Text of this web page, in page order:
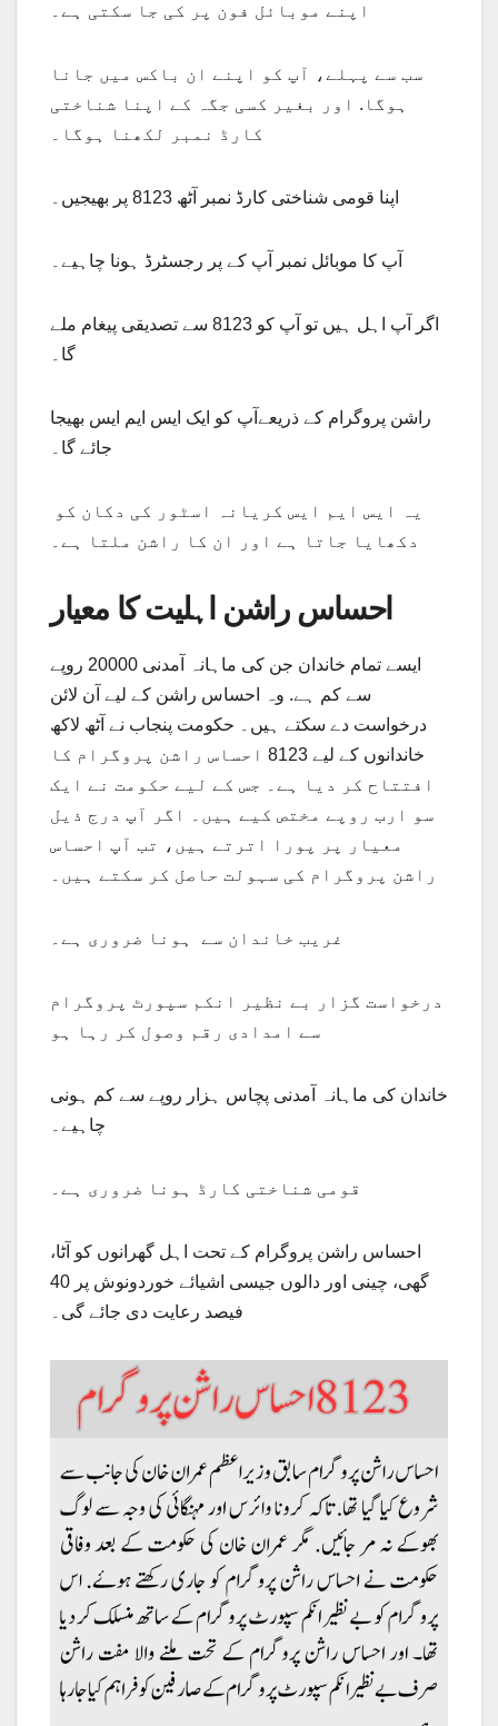
اپنے موبائل فون پر کی جا سکتی ہے۔
سب سے پہلے، آپ کو اپنے ان باکس میں جانا
ہوگا. اور بغیر کسی جگہ کے اپنا شناختی
کارڈ نمبر لکھنا ہوگا۔
اپنا قومی شناختی کارڈ نمبر آٹھ 8123 پر بھیجیں۔
آپ کا موبائل نمبر آپ کے پر رجسٹرڈ ہونا چاہیے۔
اگر آپ اہل ہیں تو آپ کو 8123 سے تصدیقی پیغام ملے
گا۔
راشن پروگرام کے ذریعےآپ کو ایک ایس ایم ایس بھیجا
جائے گا۔
دکھایا جاتا ہے اور ان کا راشن ملتا ہے۔
احساس راشن اہلیت کا معیار
ایسے تمام خاندان جن کی ماہانہ آمدنی 20000 روپے
سے کم ہے. وہ احساس راشن کے لیے آن لائن
درخواست دے سکتے ہیں۔ حکومت پنجاب نے آٹھ لاکھ
خاندانوں کے لیے 8123 احساس راشن پروگرام کا
افتتاح کر دیا ہے۔ جس کے لیے حکومت نے ایک
سو ارب روپے مختص کیے ہیں۔ اگر آپ درج ذیل
معیار پر پورا اترتے ہیں، تب آپ احساس
راشن پروگرام کی سہولت حاصل کر سکتے ہیں۔
درخواست گزار بے نظیر انکم سپورٹ پروگرام
سے امدادی رقم وصول کر رہا ہو
خاندان کی ماہانہ آمدنی پچاس ہزار روپے سے کم ہونی
قومی شناختی کارڈ ہونا ضروری ہے۔
احساس راشن پروگرام کے تحت اہل گھرانوں کو آٹا،
گھی، چینی اور دالوں جیسی اشیائے خوردونوش پر 40
فیصد رعایت دی جائے گی۔